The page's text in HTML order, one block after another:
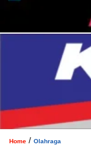
Home / Olahraga